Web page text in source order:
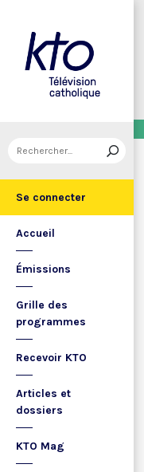
Se connecter
Accueil
Émissions
Grille des
programmes
Recevoir KTO
Articles et
dossiers
KTO Mag